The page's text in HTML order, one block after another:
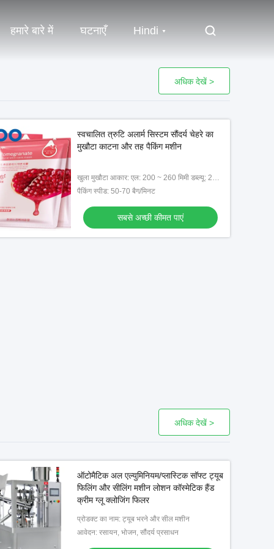
हमारे बारे में घटनाएँ Hindi
अधिक देखें >
स्वचालित त्रुटि अलार्म सिस्टम सौंदर्य चेहरे का
मुखौटा काटना और तह पैकिंग मशीन
खुला मुखौटा आकार: एल: 200 ~ 260 मिमी डब्ल्यू: 200 ~ 260 मिमी
पैकिंग स्पीड: 50-70 बैग/मिनट
सबसे अच्छी कीमत पाएं
अधिक देखें >
ऑटोमैटिक अल एल्युमिनियम/प्लास्टिक सॉफ्ट ट्यूब
फिलिंग और सीलिंग मशीन लोशन कॉस्मेटिक हैंड
क्रीम ग्लू क्लोजिंग फिलर
प्रोडक्ट का नाम: ट्यूब भरने और सील मशीन
आवेदन: रसायन, भोजन, सौंदर्य प्रसाधन